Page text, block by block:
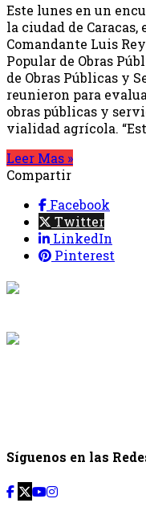
Este lunes en un
la ciudad de Caracas,
Comandante Luis
Popular de Obras
de Obras Públicas y
reunieron para
obras públicas y
vialidad agrícola.
Leer Mas »
Compartir
Facebook
Twitter
LinkedIn
Pinterest
Síguenos en las